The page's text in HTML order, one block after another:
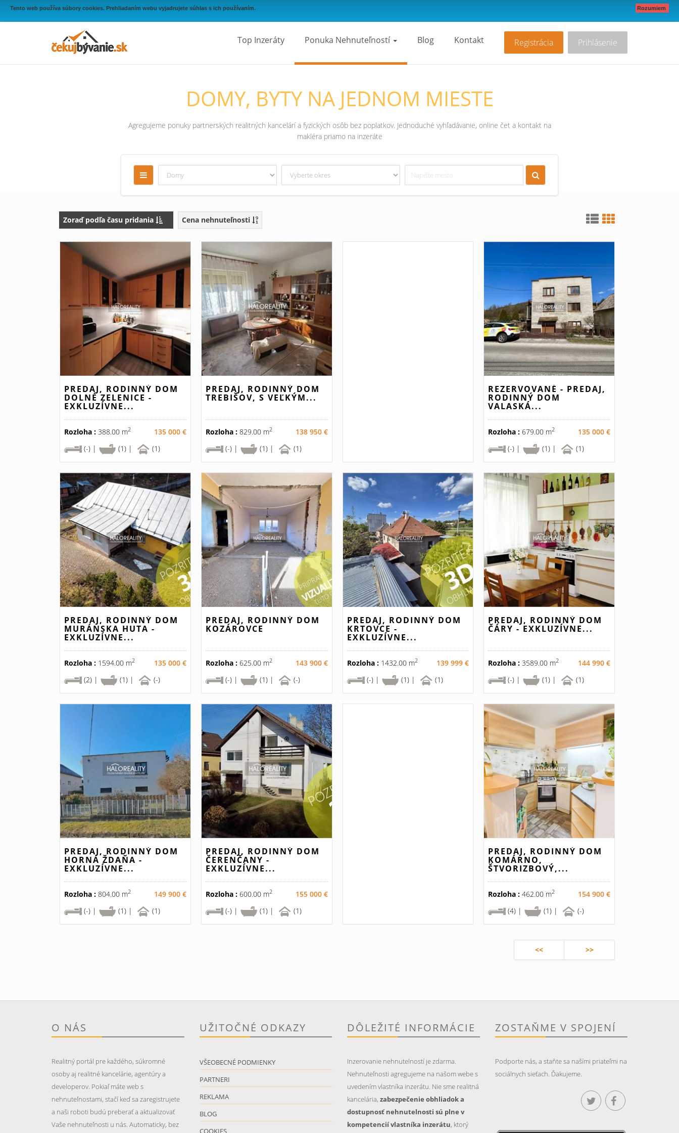
Tento web používa súbory cookies. Prehliadaním webu vyjadrujete súhlas s ich používaním. Rozumiem
Registrácia Prihlásenie
Top Inzeráty Ponuka Nehnuteľností Blog Kontakt
DOMY, BYTY NA JEDNOM MIESTE
Agregujeme ponuky partnerských realitných kancelárí a fyzických osôb bez poplatkov. Jednoduché vyhľadávanie, online čet a kontakt na
makléra priamo na inzeráte
Zoraď podľa času pridania Cena nehnuteľnosti
PREDAJ, RODINNÝ DOM
DOLNÉ ZELENICE -
EXKLUZÍVNE...
Rozloha : 388.00 m2
135 000 €
(-) |
(1) | (1)
PREDAJ, RODINNÝ DOM
TREBIŠOV, S VEĽKÝM...
Rozloha :829.00 m2
138 950 €
(-) |
(1) | (1)
REZERVOVANÉ - PREDAJ,
RODINNÝ DOM
VALASKÁ...
Rozloha : 679.00 m2
135 000 €
(-) |
(1) | (1)
PREDAJ, RODINNÝ DOM
MURÁNSKA HUTA -
EXKLUZÍVNE...
Rozloha : 1594.00 m2
135 000 €
(2) |
(1) | (-)
PREDAJ, RODINNÝ DOM
KOZÁROVCE
Rozloha :625.00 m2
143 900 €
(-) |
(1) | (-)
PREDAJ, RODINNÝ DOM
KRTOVCE -
EXKLUZÍVNE...
Rozloha :1432.00 m2
139 999 €
(-) |
(1) | (1)
PREDAJ, RODINNÝ DOM
ČÁRY - EXKLUZÍVNE...
Rozloha : 3589.00 m2
144 990 €
(-) |
(1) | (1)
PREDAJ, RODINNÝ DOM
HORNÁ ŽDAŇA -
EXKLUZÍVNE...
Rozloha : 804.00 m2
149 900 €
(-) |
(1) | (1)
PREDAJ, RODINNÝ DOM
ČERENČANY -
EXKLUZÍVNE...
Rozloha :600.00 m2
155 000 €
(-) |
(1) | (1)
PREDAJ, RODINNÝ DOM
KOMÁRNO,
ŠTVORIZBOVÝ,...
Rozloha : 462.00 m2
154 900 €
(4) |
(1) | (-)
<< >>
O NÁS
Realitný portál pre každého, súkromné
osoby aj realitné kancelárie, agentúry a
developerov. Pokiaľ máte web s
nehnuteľnostami, stačí keď sa zaregistrujete
a naši roboti budú preberať a aktualizovať
Vaše nehnuteľnosti u nás. Automaticky, bez
UŽITOČNÉ ODKAZY
VŠEOBECNÉ PODMIENKY
PARTNERI
REKLAMA
BLOG
COOKIES
DÔLEŽITÉ INFORMÁCIE
Inzerovanie nehnutelností je zdarma.
Nehnuteľnosti agregujeme na našom webe s
uvedením vlastníka inzerátu. Nie sme realitná
kancelária, zabezpečenie obhliadok a
dostupnosť nehnutelnosti sú plne v
kompetencií vlastníka inzerátu, ktorý
ZOSTAŇME V SPOJENÍ
Podporte nás, a staňte sa našími priateľmi na
sociálnych sieťach. Ďakujeme.